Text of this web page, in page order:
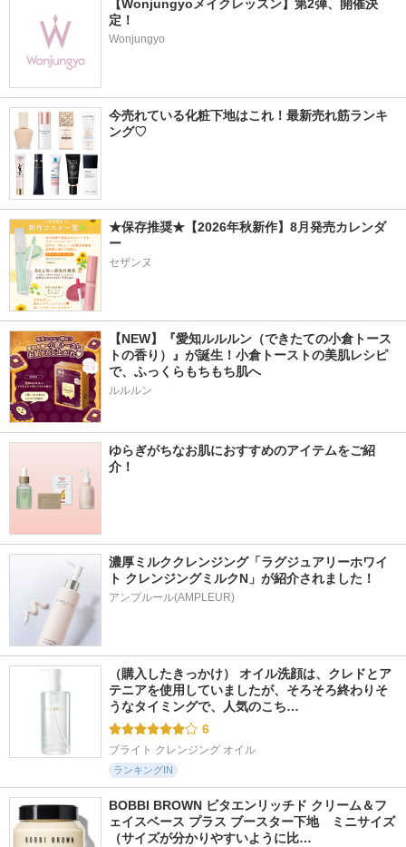
【Wonjungyoメイクレッスン】第2弾、開催決
定！
Wonjungyo
今売れている化粧下地はこれ！最新売れ筋ランキ
ング♡
★保存推奨★【2026年秋新作】8月発売カレンダ
ー
セザンヌ
【NEW】『愛知ルルルン（できたての小倉トース
トの香り）』が誕生！小倉トーストの美肌レシピ
で、ふっくらもちもち肌へ
ルルルン
ゆらぎがちなお肌におすすめのアイテムをご紹
介！
濃厚ミルククレンジング「ラグジュアリーホワイ
ト クレンジングミルクN」が紹介されました！
アンプルール(AMPLEUR)
（購入したきっかけ） オイル洗顔は、クレドとア
テニアを使用していましたが、そろそろ終わりそ
うなタイミングで、人気のこち…
6
ブライト クレンジング オイル
ランキングIN
BOBBI BROWN ビタエンリッチド クリーム＆フ
ェイスベース プラス ブースター下地　ミニサイズ
（サイズが分かりやすいように比…